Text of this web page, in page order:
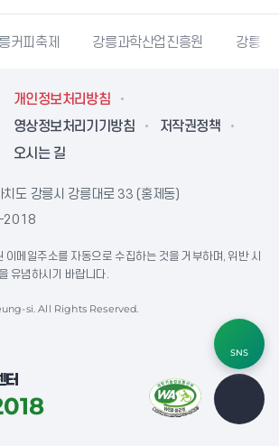
커피축제 강릉과학산업진흥원 강릉문
개인정보처리방침
영상정보처리기기방침
저작권정책
오시는 길
도 강릉시 강릉대로 33 (홍제동)
이메일주소를 자동으로 수집하는 것을 거부하며, 위반 시
유념하시기 바랍니다.
si. All Rights Reserved.
터
SNS